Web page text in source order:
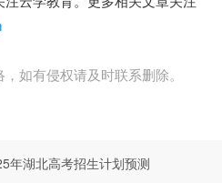
如有侵权请及时联系删除。
年湖北高考招生计划预测